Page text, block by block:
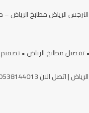
الرياض مطابخ الرياض –
تفصيل مطابخ الرياض • تصميم
اتصل الان 0538144013